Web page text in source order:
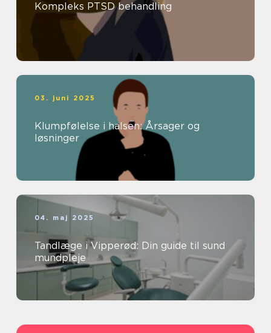
Kompleks PTSD behandling
03. juni 2025
Klumpfølelse i halsen: Årsager og
løsninger
04. maj 2025
Tandlæge i Vipperød: Din guide til sund
mundpleje